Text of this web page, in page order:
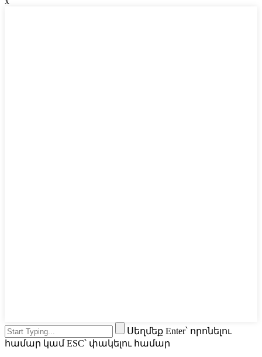
Սեղմեք Enter՝ որոնելու
համար կամ ESC՝ փակելու համար